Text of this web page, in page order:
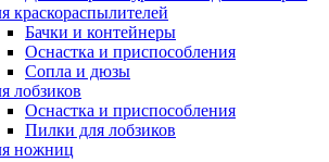
краскораспылителей
Бачки и контейнеры
Оснастка и приспособления
Сопла и дюзы
лобзиков
Оснастка и приспособления
Пилки для лобзиков
ножниц